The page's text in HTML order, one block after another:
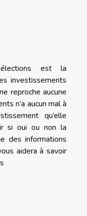
est la
investissements
reproche aucune
n’a aucun mal à
qu’elle
si oui ou non la
des informations
aidera à savoir